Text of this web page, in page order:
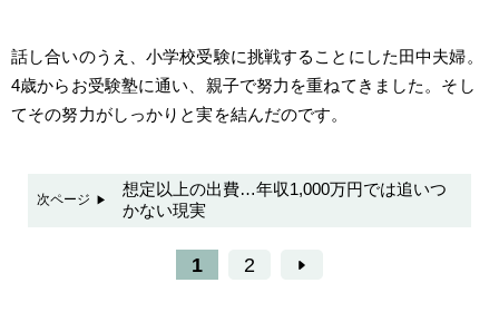
話し合いのうえ、小学校受験に挑戦することにした田中夫婦。
4歳からお受験塾に通い、親子で努力を重ねてきました。そし
てその努力がしっかりと実を結んだのです。
次ページ
想定以上の出費…年収1,000万円では追いつ
かない現実
1 2